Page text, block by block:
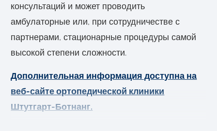
консультаций и может проводить
амбулаторные или, при сотрудничестве с
партнерами, стационарные процедуры самой
высокой степени сложности.
Дополнительная информация доступна на
веб-сайте ортопедической клиники
Штутгарт-Ботнанг.